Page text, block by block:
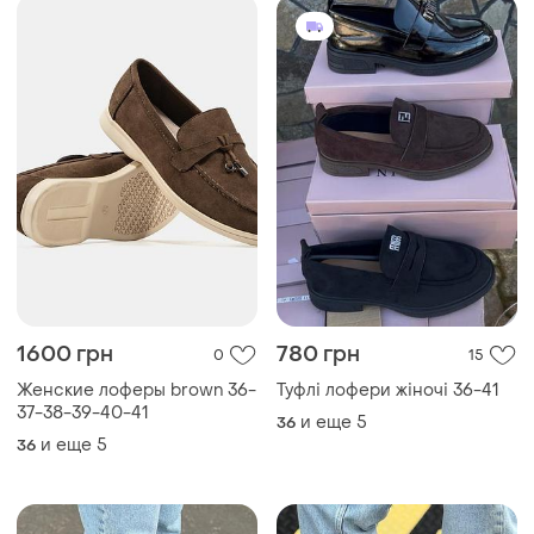
1600 грн 0
Женские лоферы brown 36-
37-38-39-40-41
36 и еще 5
780 грн 15
Туфлі лофери жіночі 36-41
36 и еще 5